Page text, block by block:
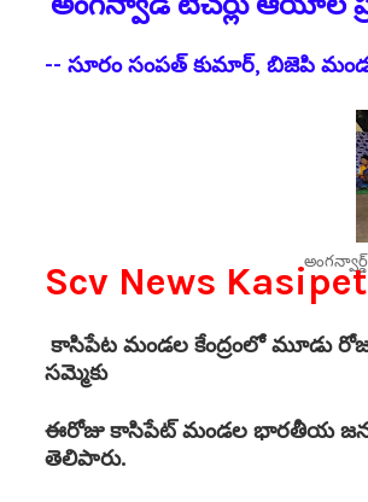
-- సూరం సంపత్ కుమార్, బిజెపి
Scv News
కాసిపేట మండల కేంద్రంలో మూడు
సమ్మెకు
ఈరోజు కాసిపేట్ మండల భారతీయ జనతా
తెలిపారు.